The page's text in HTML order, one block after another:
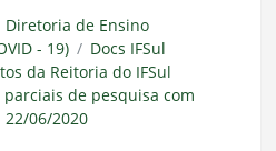
Diretoria de Ensino
- 19)
Docs IFSul
da Reitoria do IFSul
de pesquisa com
06/2020